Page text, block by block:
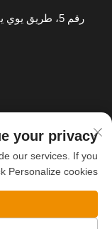
رقم 5، طريق يوي يينغ، بلدة دا شي، تايزهو، زهيجيانغ، الصين
حقوق النسخ محفوظة ©
المحدودة. جميع
your privacy
our services. If you
Personalize cookies.